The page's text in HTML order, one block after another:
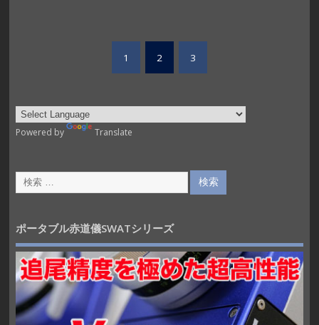
1 2 3
Powered by Translate
ポータブル赤道儀SWATシリーズ